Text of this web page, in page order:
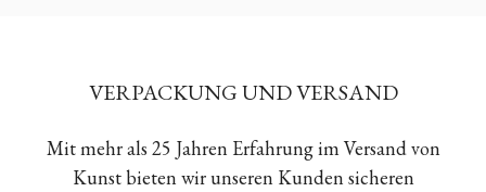
VERPACKUNG UND VERSAND
Mit mehr als 25 Jahren Erfahrung im Versand von
Kunst bieten wir unseren Kunden sicheren